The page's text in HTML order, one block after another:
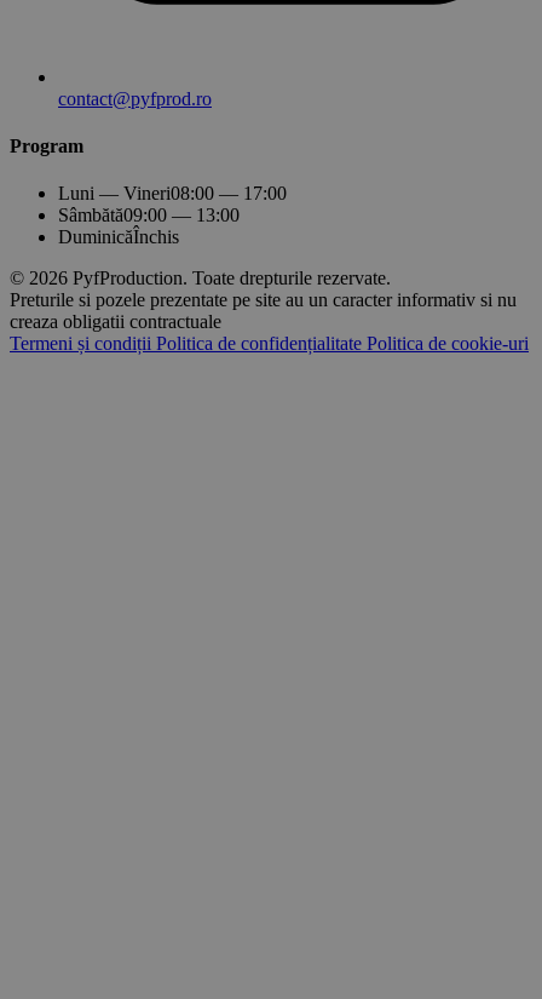
contact@pyfprod.ro
Program
Luni — Vineri08:00 — 17:00
Sâmbătă09:00 — 13:00
DuminicăÎnchis
© 2026 PyfProduction. Toate drepturile rezervate.
Preturile si pozele prezentate pe site au un caracter informativ si nu
creaza obligatii contractuale
Termeni și condiții Politica de confidențialitate Politica de cookie-uri